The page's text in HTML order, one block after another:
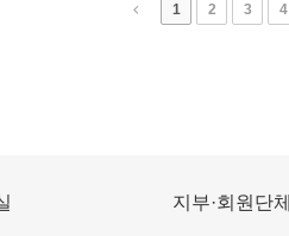
1 2 3 4
지부·회원단체